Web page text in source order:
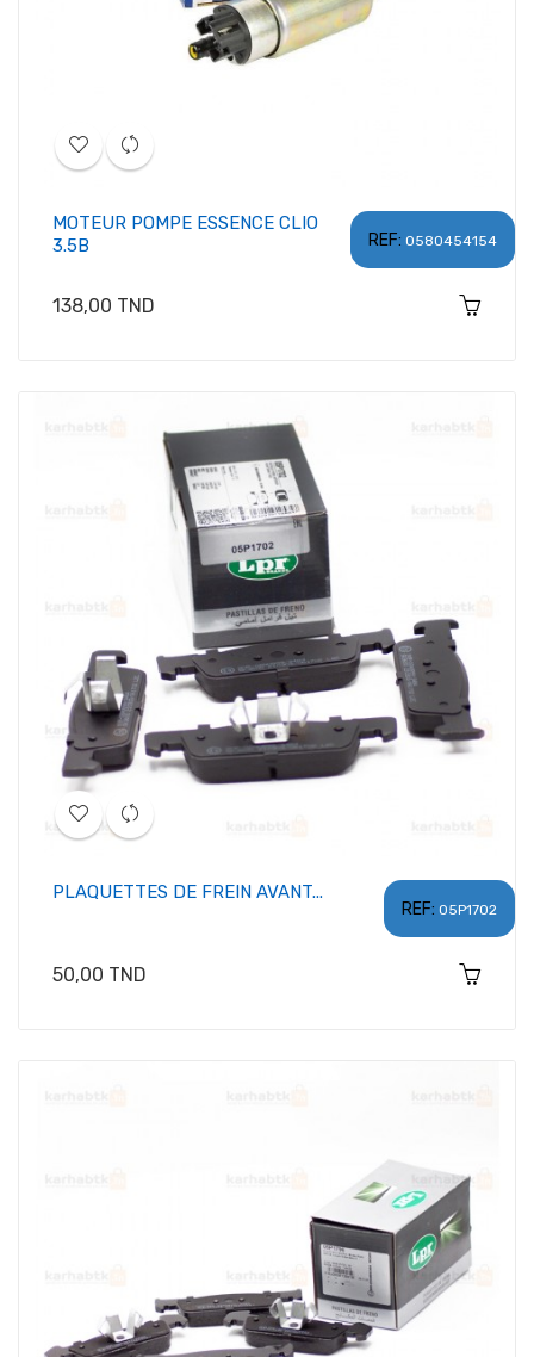
REF: 0580454154
MOTEUR POMPE ESSENCE CLIO
3.5B
Prix
138,00 TND
REF: 05P1702
PLAQUETTES DE FREIN AVANT...
Prix
50,00 TND